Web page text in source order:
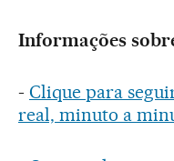
Informações
- Clique para
real, minuto a